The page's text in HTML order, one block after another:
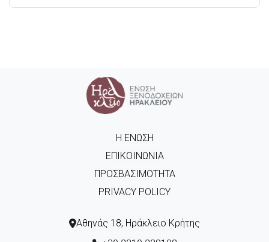
Η ΈΝΩΣΗ
ΕΠΙΚΟΙΝΩΝΊΑ
ΠΡΟΣΒΑΣΙΜΌΤΗΤΑ
PRIVACY POLICY
Αθηνάς 18, Ηράκλειο Κρήτης